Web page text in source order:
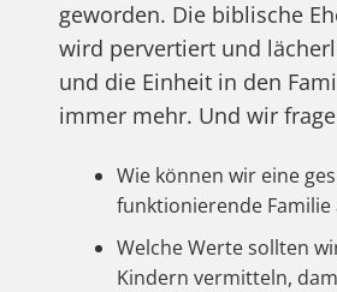
geworden. Die biblische
wird pervertiert und
und die Einheit in den
immer mehr. Und wir
Wie können wir eine
funktionierende Familie
Welche Werte sollten
Kindern vermitteln,